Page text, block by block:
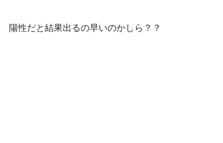
陽性だと結果出るの早いのかしら？？